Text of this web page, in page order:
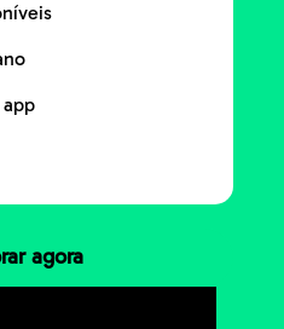
app
agora